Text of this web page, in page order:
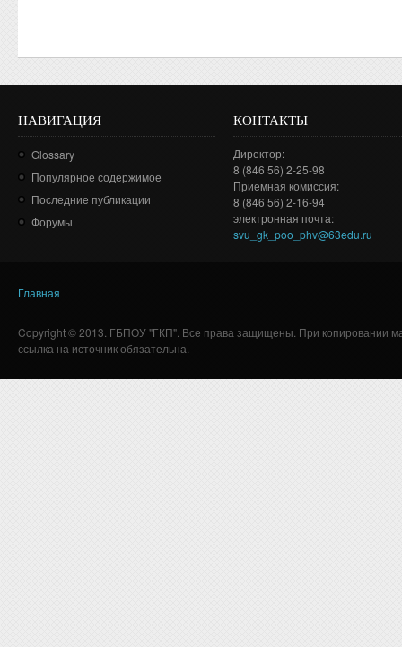
НАВИГАЦИЯ
Glossary
Популярное содержимое
Последние публикации
Форумы
КОНТАКТЫ
Директор:
8 (846 56) 2-25-98
Приемная комиссия:
8 (846 56) 2-16-94
электронная почта:
svu_gk_poo_phv@63edu.ru
Вы здесь
Главная
Copyright © 2013. ГБПОУ "ГКП". Все права защищены. При копировании
ссылка на источник обязательна.